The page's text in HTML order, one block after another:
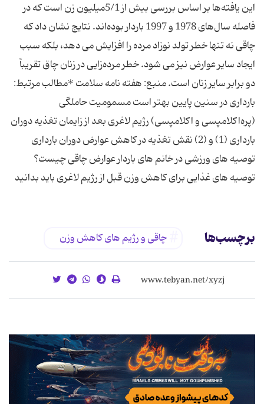
این یافته‌ها بر اساس بررسی بیش از 5/1میلیون زن است كه در
فاصله سال‌های 1978 و 1997 باردار بوده‌اند. نتایج نشان داد كه
چاقی نه تنها خطر تولد نوزاد مرده را افزایش می ‌دهد، بلكه سبب
ایجاد سایر عوارض نیز می‌ شود. خطر مرده‌زایی در زنان چاق تقریباً
دو برابر سایر زنان است. منبع: هفته نامه سلامت *مطالب مرتبط:
بارداری در سنین پایین بهتر است مسمومیت‌ حاملگی‌
(پره‌اكلامپسی‌ و اكلامپسی‌) رژیم لاغری بعد از زایمان تغذیه دوران
بارداری (1) و (2) نقش تغذیه در کاهش عوارض دوران بارداری
توصیه های ورزشی در خانم های باردار عوارض چاقی چیست؟
توصیه هاى غذایى براى كاهش وزن قبل از رژیم لاغری باید بدانید
برچسب‌ها چاقی و رژیم های کاهش وزن